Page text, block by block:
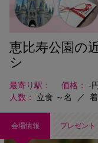
恵比寿公園の
シ
最寄り駅 価格
-
人数
立食 ～名 ／
会場情報 プレゼント